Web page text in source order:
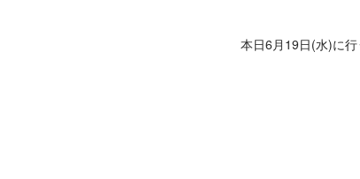
本日6月19日(水)に